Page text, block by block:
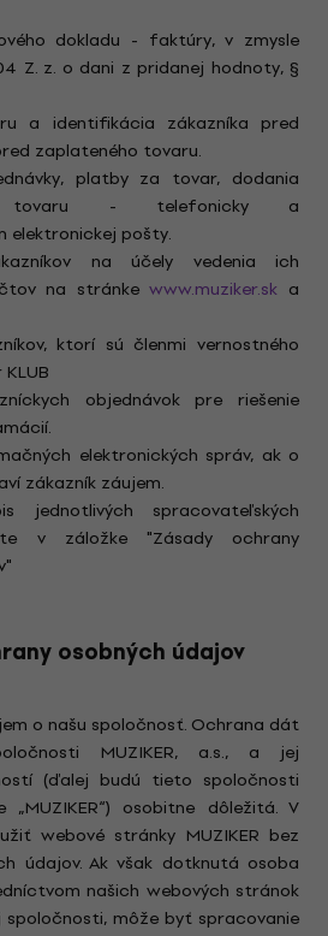
dokladu - faktúry, v zmysle
Z. z. o dani z pridanej hodnoty, §
a identifikácia zákazníka pred
zaplateného tovaru.
platby za tovar, dodania
tovaru - telefonicky a
elektronickej pošty.
na účely vedenia ich
na stránkewww.muziker.sk a
ktorí sú členmi vernostného
objednávok pre riešenie
elektronických správ, ak o
zákazník záujem.
jednotlivých spracovateľských
v záložke "Zásady ochrany
osobných údajov
o našu spoločnosť. Ochrana dát
MUZIKER, a.s., a jej
(ďalej budú tieto spoločnosti
„MUZIKER“) osobitne dôležitá. V
webové stránky MUZIKER bez
údajov. Ak však dotknutá osoba
našich webových stránok
spoločnosti, môže byť spracovanie